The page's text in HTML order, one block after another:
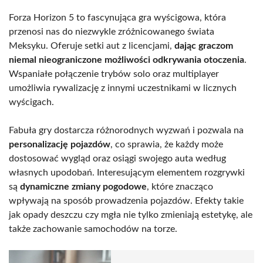
Forza Horizon 5 to fascynująca gra wyścigowa, która
przenosi nas do niezwykle zróżnicowanego świata
Meksyku. Oferuje setki aut z licencjami, dając graczom
niemal nieograniczone możliwości odkrywania otoczenia.
Wspaniałe połączenie trybów solo oraz multiplayer
umożliwia rywalizację z innymi uczestnikami w licznych
wyścigach.
Fabuła gry dostarcza różnorodnych wyzwań i pozwala na
personalizację pojazdów, co sprawia, że każdy może
dostosować wygląd oraz osiągi swojego auta według
własnych upodobań. Interesującym elementem rozgrywki
są dynamiczne zmiany pogodowe, które znacząco
wpływają na sposób prowadzenia pojazdów. Efekty takie
jak opady deszczu czy mgła nie tylko zmieniają estetykę, ale
także zachowanie samochodów na torze.